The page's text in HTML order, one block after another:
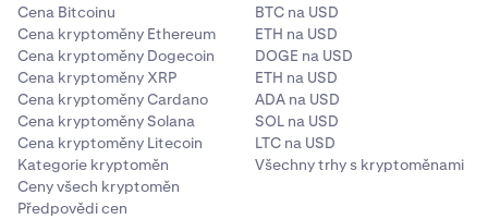
Cena Bitcoinu
Cena kryptoměny Ethereum
Cena kryptoměny Dogecoin
Cena kryptoměny XRP
Cena kryptoměny Cardano
Cena kryptoměny Solana
Cena kryptoměny Litecoin
Kategorie kryptoměn
Ceny všech kryptoměn
Předpovědi cen
BTC na USD
ETH na USD
DOGE na USD
ETH na USD
ADA na USD
SOL na USD
LTC na USD
Všechny trhy s kryptoměnami